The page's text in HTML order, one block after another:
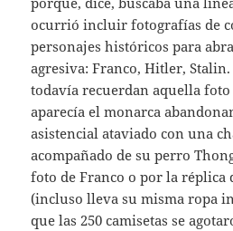
ocurrió incluir fotografías de
personajes históricos para
agresiva: Franco, Hitler, Stalin.
todavía recuerdan aquella foto
aparecía el monarca
asistencial ataviado con una
acompañado de su perro
foto de Franco o por la réplica
(incluso lleva su misma ropa
que las 250 camisetas se